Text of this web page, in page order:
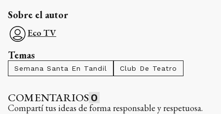
Sobre el autor
Eco TV
Temas
Semana Santa En Tandil Club De Teatro
COMENTARIOS 0
Compartí tus ideas de forma responsable y respetuosa.